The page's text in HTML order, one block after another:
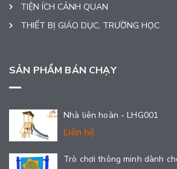
TIỆN ÍCH CẢNH QUAN
THIẾT BỊ GIÁO DỤC, TRƯỜNG HỌC
SẢN PHẨM BÁN CHẠY
Nhà liên hoàn - LHG001
Liên hệ
Trò chơi thông minh dành